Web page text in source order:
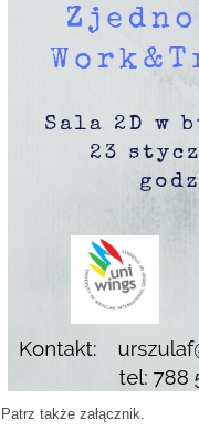
Patrz także załącznik.